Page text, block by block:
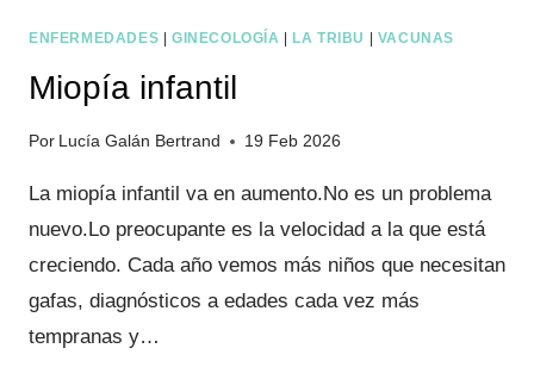
ENFERMEDADES | GINECOLOGÍA |LA TRIBU | VACUNAS
Miopía infantil
Por Lucía Galán Bertrand 19 Feb 2026
La miopía infantil va en aumento.No es un problema
nuevo.Lo preocupante es la velocidad a la que está
creciendo. Cada año vemos más niños que necesitan
gafas, diagnósticos a edades cada vez más
tempranas y…